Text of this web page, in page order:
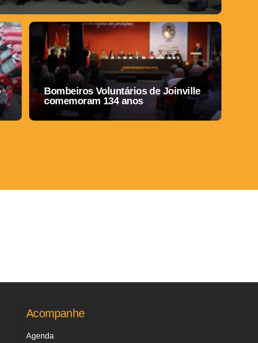
Bombeiros Voluntários de Joinville
comemoram 134 anos
Acompanhe
Agenda